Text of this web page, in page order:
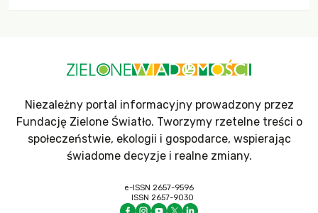
Niezależny portal informacyjny prowadzony przez
Fundację Zielone Światło. Tworzymy rzetelne treści o
społeczeństwie, ekologii i gospodarce, wspierając
świadome decyzje i realne zmiany.
e-ISSN 2657-9596
ISSN 2657-9030